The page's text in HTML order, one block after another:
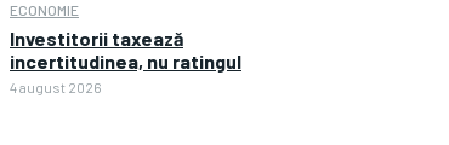
ECONOMIE
Investitorii taxează
incertitudinea, nu ratingul
4 august 2026